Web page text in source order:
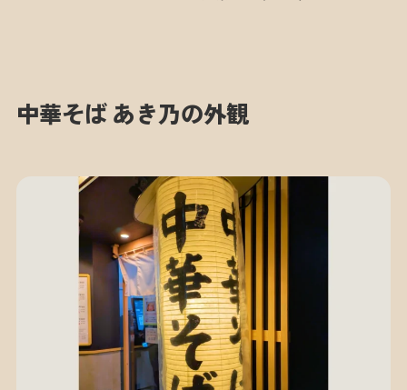
中華そば あき乃の外観